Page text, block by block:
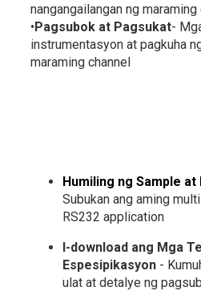
nangangailangan ng
•Pagsubok at Pagsukat-
instrumentasyon at pagkuha
maraming channel
Humiling ng Sample
Subukan ang aming
RS232 application
I-download ang Mga
Espesipikasyon-
ulat at detalye ng